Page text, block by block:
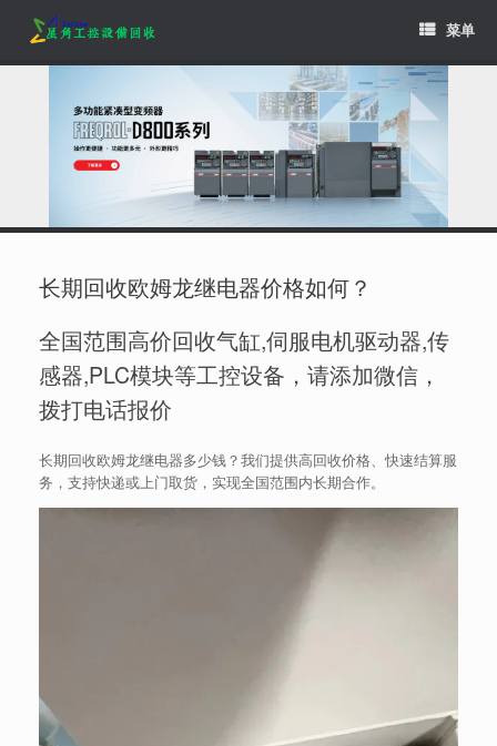
content
菜单
长期回收欧姆龙继电器价格如何？
全国范围高价回收气缸,伺服电机驱动器,传
感器,PLC模块等工控设备，请添加微信，
拨打电话报价
长期回收欧姆龙继电器多少钱？我们提供高回收价格、快速结算服
务，支持快递或上门取货，实现全国范围内长期合作。